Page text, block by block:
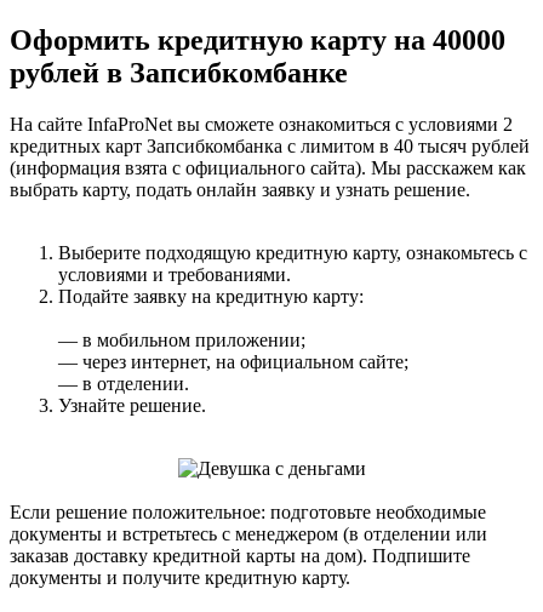
Оформить кредитную карту на 40000
рублей в Запсибкомбанке
На сайте InfaProNet вы сможете ознакомиться с условиями 2
кредитных карт Запсибкомбанка с лимитом в 40 тысяч рублей
(информация взята с официального сайта). Мы расскажем как
выбрать карту, подать онлайн заявку и узнать решение.
Выберите подходящую кредитную карту, ознакомьтесь с
условиями и требованиями.
Подайте заявку на кредитную карту:
— в мобильном приложении;
— через интернет, на официальном сайте;
— в отделении.
Узнайте решение.
Если решение положительное: подготовьте необходимые
документы и встретьтесь с менеджером (в отделении или
заказав доставку кредитной карты на дом). Подпишите
документы и получите кредитную карту.